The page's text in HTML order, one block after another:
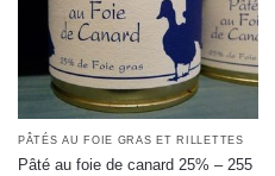
PÂTÉS AU FOIE GRAS ET RILLETTES
Pâté au foie de canard 25% – 255